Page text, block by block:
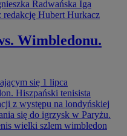
Radwańska Iga
redakcję Hubert Hurkacz
Wimbledonu.
się 1 lipca
Hiszpański tenisista
z występu na londyńskiej
się do igrzysk w Paryżu.
wielki szlem wimbledon